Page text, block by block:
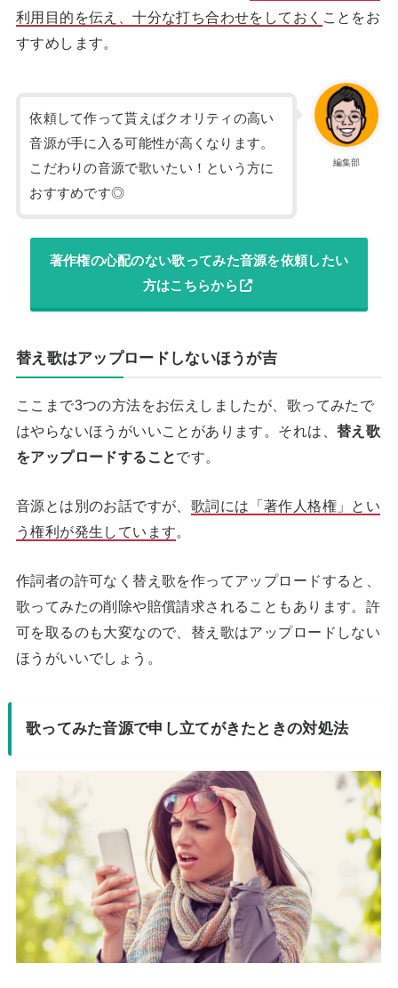
利用目的を伝え、十分な打ち合わせをしておく
ことをお
すすめします。
編集部
依頼して作って貰えばクオリティの高い
音源が手に入る可能性が高くなります。
こだわりの音源で歌いたい！という方に
おすすめです◎
著作権の心配のない歌ってみた音源を依頼したい
方はこちらから
替え歌はアップロードしないほうが吉
ここまで3つの方法をお伝えしましたが、歌ってみたで
はやらないほうがいいことがあります。それは、 替え歌
をアップロードすることです。
音源とは別のお話ですが、 歌詞には「著作人格権」とい
う権利が発生しています。
作詞者の許可なく替え歌を作ってアップロードすると、
歌ってみたの削除や賠償請求されることもあります。許
可を取るのも大変なので、替え歌はアップロードしない
ほうがいいでしょう。
歌ってみた音源で申し立てがきたときの対処法